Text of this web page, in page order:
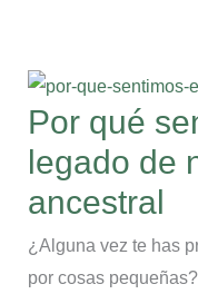
Por qué
legado de
ancestral
¿Alguna vez te has
por cosas
qué
sentimos
estrés:
legado
de
nuestro